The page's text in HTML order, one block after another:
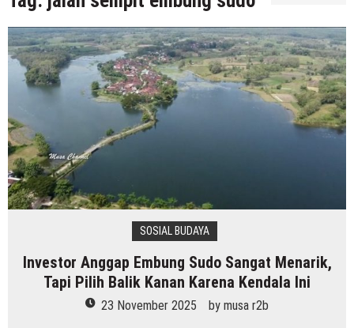
SOSIAL BUDAYA
Investor Anggap Embung Sudo Sangat Menarik,
Tapi Pilih Balik Kanan Karena Kendala Ini
23 November 2025 by musa r2b